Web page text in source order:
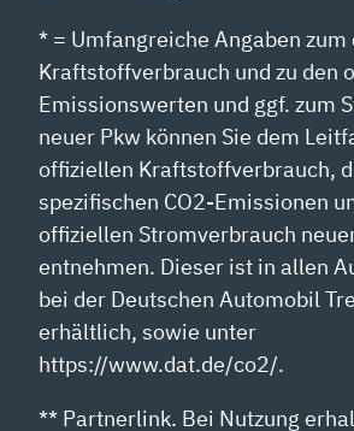
* = Umfangreiche Angaben
Kraftstoffverbrauch und zu den
Emissionswerten und ggf. zum
neuer Pkw können Sie dem
offiziellen Kraftstoffverbrauch,
spezifischen CO2-Emissionen
offiziellen Stromverbrauch
entnehmen. Dieser ist in allen
bei der Deutschen Automobil
erhältlich, sowie unter
https://www.dat.de/co2/.
** Partnerlink. Bei Nutzung